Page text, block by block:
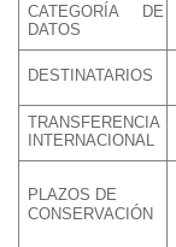
CATEGORÍA DE
DATOS
DESTINATARIOS
TRANSFERENCIA
INTERNACIONAL
PLAZOS DE
CONSERVACIÓN